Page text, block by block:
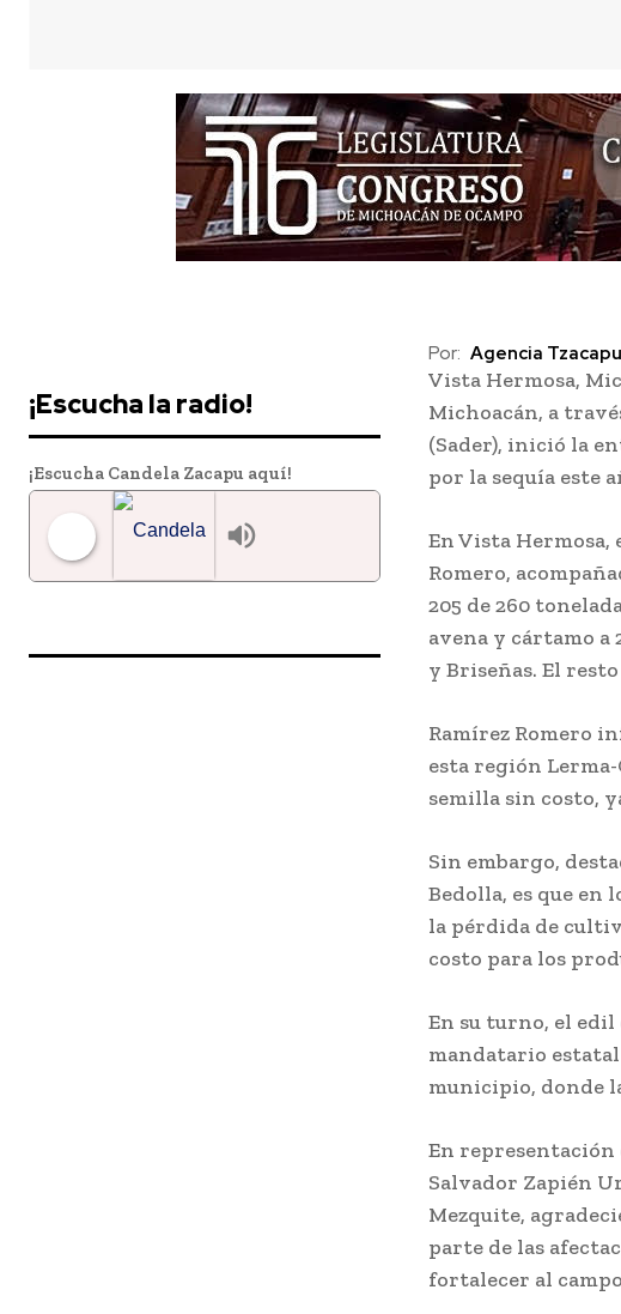
¡Escucha la radio!
¡Escucha Candela Zacapu aquí!
Por: Agencia Tzacapu
Vista Hermosa,
Michoacán, a
(Sader), inició la
por la sequía este
En Vista
Romero,
205 de 260
avena y cártamo
y Briseñas. El
Ramírez Romero
esta región
semilla sin costo,
Sin embargo,
Bedolla, es que en
la pérdida de
costo para los
En su turno, el
mandatario estatal
municipio, donde
En representación
Salvador Zapién
Mezquite,
parte de las
fortalecer al